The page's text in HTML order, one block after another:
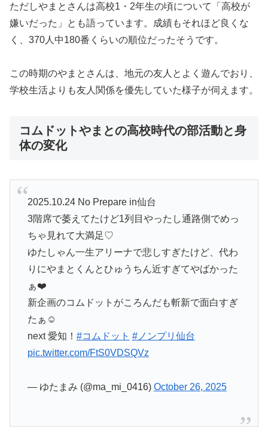
ただしやまとさんは高校1・2年生の頃について「高校が
嫌いだった」とも語っています。成績もそれほど良くな
く、370人中180番くらいの順位だったそうです。
この時期のやまとさんは、地元の友人とよく遊んでおり、
学校生活よりも友人関係を優先していた様子が伺えます。
コムドットやまとの高校時代の部活動と身
体の変化
2025.10.24 No Prepare in仙台
3階席で萎えてたけど1列目やったし通路側でめっ
ちゃ見れて大満足♡
ゆたしゃん一生アリーナで悲しすぎたけど、代わ
りにやまとくんとひゅうちん近すぎてやばかった
ぁ❤️
新企画のコムドットがころんだも斬新で面白すぎ
たぁ☺️
next 愛知！ #コムドット #ノンプリ仙台
pic.twitter.com/FtS0VDSQVz
— ゆたまみ (@ma_mi_0416) October 26, 2025